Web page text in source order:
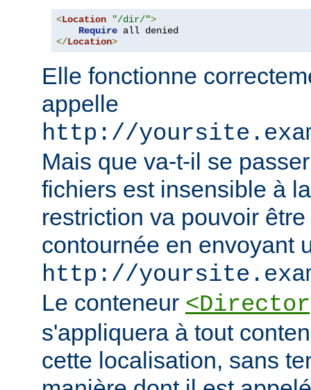
<Location "/dir/">
Require
</Location>
Elle fonctionne
appelle
http://
Mais que va-t-il se
fichiers est insensible à
restriction va pouvoir
contournée en envoyant
http://
Le conteneur
s'appliquera à tout
cette localisation, sans